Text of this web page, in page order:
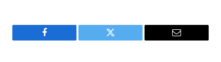
Facebook Twitter Email